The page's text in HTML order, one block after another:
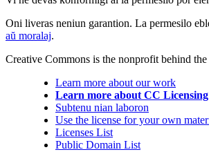
Oni liveras neniun garantion. La permesilo
aŭ moralaj.
Creative Commons is the nonprofit behind
Learn more about our work
Learn more about CC Licensing
Subtenu nian laboron
Use the license for your own
Licenses List
Public Domain List